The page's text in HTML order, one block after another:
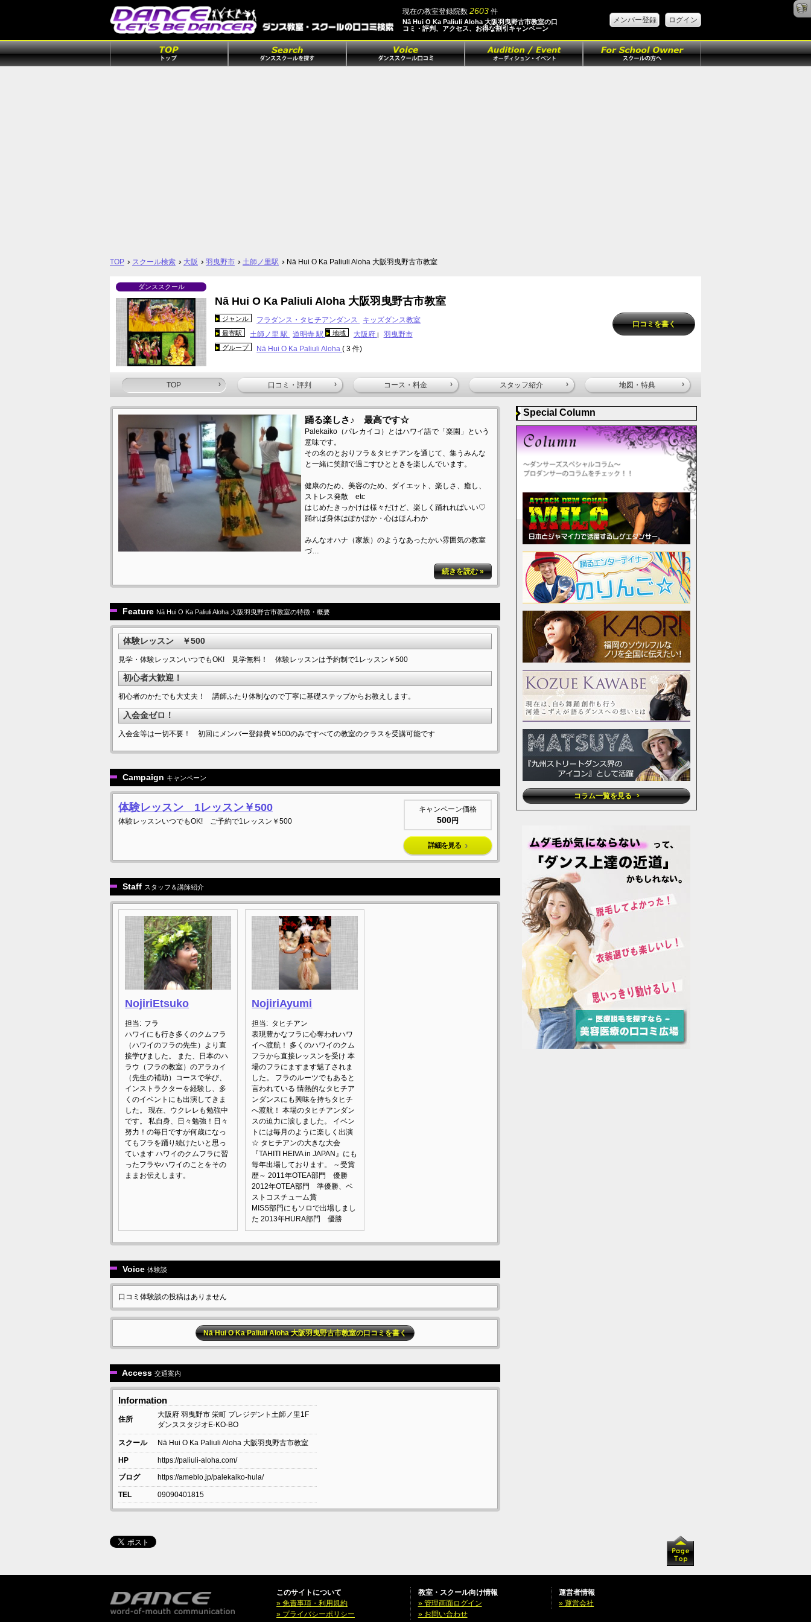
現在の教室登録院数 2603件
Nā Hui O Ka Paliuli Aloha 大阪羽曳野古市教室の口
コミ・評判、アクセス、お得な割引キャンペーン
メンバー登録 ログイン
TOP スクール検索 大阪 羽曳野市 土師ノ里駅 Nā Hui O Ka Paliuli Aloha 大阪羽曳野古市教室
ダンススクール
Nā Hui O Ka Paliuli Aloha 大阪羽曳野古市教室
ジャンル フラダンス・タヒチアンダンス キッズダンス教室
最寄駅 土師ノ里 駅 道明寺 駅 地域 大阪府 | 羽曳野市
グループ Nā Hui O Ka Paliuli Aloha( 3 件)
口コミを書く
TOP 口コミ・評判 コース・料金 スタッフ紹介 地図・特典
踊る楽しさ♪ 最高です☆
Palekaiko（パレカイコ）とはハワイ語で「楽園」という
意味です。
その名のとおりフラ＆タヒチアンを通じて、集うみんな
と一緒に笑顔で過ごすひとときを楽しんでいます。
健康のため、美容のため、ダイエット、楽しさ、癒し、
ストレス発散 etc
はじめたきっかけは様々だけど、楽しく踊れればいい♡
踊れば身体はぽかぽか・心はほんわか
みんなオハナ（家族）のようなあったかい雰囲気の教室
づ…
続きを読む »
Feature Nā Hui O Ka Paliuli Aloha 大阪羽曳野古市教室の特徴・概要
体験レッスン ￥500
見学・体験レッスンいつでもOK! 見学無料！ 体験レッスンは予約制で1レッスン￥500
初心者大歓迎！
初心者のかたでも大丈夫！ 講師ふたり体制なので丁寧に基礎ステップからお教えします。
入会金ゼロ！
入会金等は一切不要！ 初回にメンバー登録費￥500のみですべての教室のクラスを受講可能です
Campaign キャンペーン
体験レッスン 1レッスン￥500
体験レッスンいつでもOK! ご予約で1レッスン￥500
キャンペーン価格
500円
詳細を見る
Staff スタッフ＆講師紹介
NojiriEtsuko
担当: フラ
ハワイにも行き多くのクムフラ
（ハワイのフラの先生）より直
接学びました。 また、日本のハ
ラウ（フラの教室）のアラカイ
（先生の補助）コースで学び、
インストラクターを経験し、多
くのイベントにも出演してきま
した。 現在、ウクレレも勉強中
です。 私自身、日々勉強！日々
努力！の毎日ですが何歳になっ
てもフラを踊り続けたいと思っ
ています ハワイのクムフラに習
ったフラやハワイのことをその
ままお伝えします。
NojiriAyumi
担当: タヒチアン
表現豊かなフラに心奪われハワ
イへ渡航！ 多くのハワイのクム
フラから直接レッスンを受け 本
場のフラにますます魅了されま
した。 フラのルーツでもあると
言われている 情熱的なタヒチア
ンダンスにも興味を持ちタヒチ
へ渡航！ 本場のタヒチアンダン
スの迫力に涙しました。 イベン
トには毎月のように楽しく出演
☆ タヒチアンの大きな大会
『TAHITI HEIVA in JAPAN』にも
毎年出場しております。 ～受賞
歴～ 2011年OTEA部門 優勝
2012年OTEA部門 準優勝、ベ
ストコスチューム賞
MISS部門にもソロで出場しまし
た 2013年HURA部門 優勝
Voice 体験談
口コミ体験談の投稿はありません
Nā Hui O Ka Paliuli Aloha 大阪羽曳野古市教室の口コミを書く
Access 交通案内
Information
住所
大阪府 羽曳野市 栄町 プレジデント土師ノ里1F
ダンススタジオE-KO-BO
スクール Nā Hui O Ka Paliuli Aloha 大阪羽曳野古市教室
HP
https://paliuli-aloha.com/
ブログ
https://ameblo.jp/palekaiko-hula/
TEL 09090401815
Special Column
コラム一覧を見る
このサイトについて
» 免責事項・利用規約
» プライバシーポリシー
教室・スクール向け情報
» 管理画面ログイン
» お問い合わせ
運営者情報
» 運営会社